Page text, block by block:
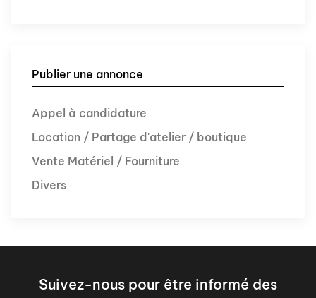
Publier une annonce
Appel à candidature
Location / Partage d'atelier / boutique
Vente Matériel / Fourniture
Divers
Suivez-nous pour être informé des